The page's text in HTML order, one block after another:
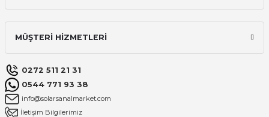
MÜŞTERİ HİZMETLERİ
0272 511 21 31
0544 771 93 38
info@solarsanalmarket.com
İletişim Bilgilerimiz